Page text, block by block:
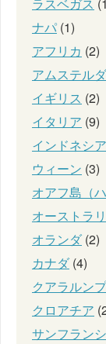
ナパ (1)
アフリカ (2)
アムステル
イギリス (2)
イタリア (9)
インドネシア
ウィーン (3)
オアフ島（ハ
オーストラ
オランダ(2)
カナダ(4)
クアラルン
クロアチア
サンフラン